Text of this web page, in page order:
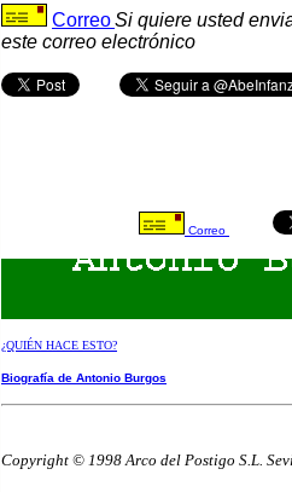
CorreoSi quiere usted
este correo electrónico
Correo
¿QUIÉN HACE ESTO?
Biografía de Antonio Burgos
Copyright © 1998 Arco del Postigo S.L.